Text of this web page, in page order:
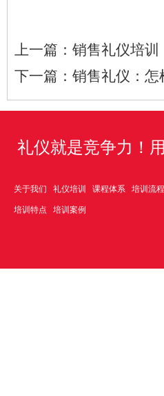
上一篇： 销售礼仪培训
下一篇： 销售礼仪：怎
礼仪就是竞争力！
关于我们 礼仪培训 课程体系 培训流程
培训特点 培训案例